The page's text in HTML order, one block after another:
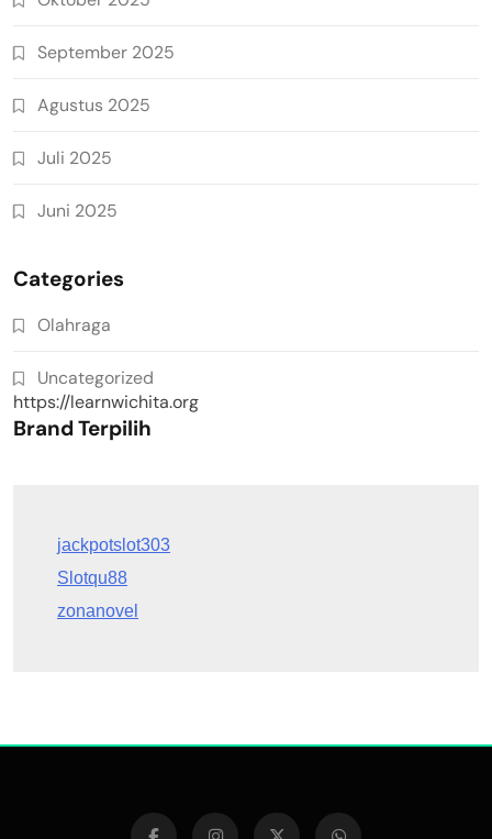
September 2025
Agustus 2025
Juli 2025
Juni 2025
Categories
Olahraga
Uncategorized
https://learnwichita.org
Brand Terpilih
Slotqu88
zonanovel